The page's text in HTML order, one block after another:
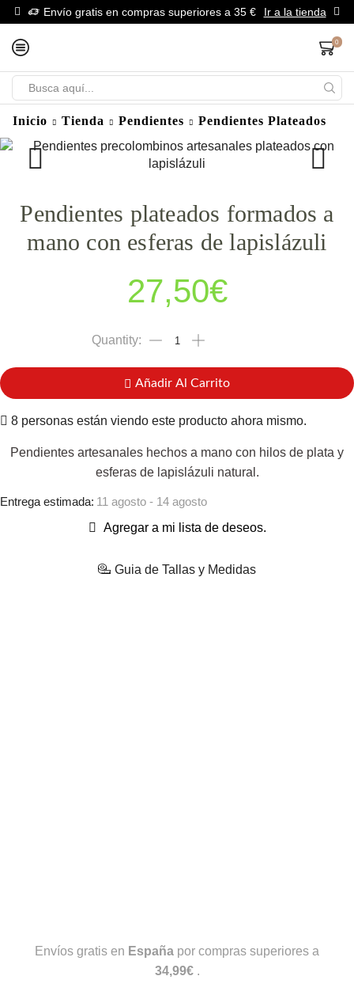
Envío gratis en compras superiores a 35 € Ir a la tienda
0
Inicio Tienda Pendientes Pendientes Plateados
Pendientes plateados formados a
mano con esferas de lapislázuli
27,50€
Añadir Al Carrito
8 personas están viendo este producto ahora mismo.
Pendientes artesanales hechos a mano con hilos de plata y
esferas de lapislázuli natural.
Entrega estimada: 11 agosto - 14 agosto
Agregar a mi lista de deseos.
Guia de Tallas y Medidas
Envíos gratis en España por compras superiores a
34,99€.